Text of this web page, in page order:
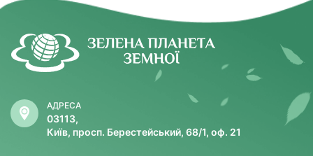
АДРЕСА
03113,
Київ, просп. Берестейський, 68/1, оф. 21